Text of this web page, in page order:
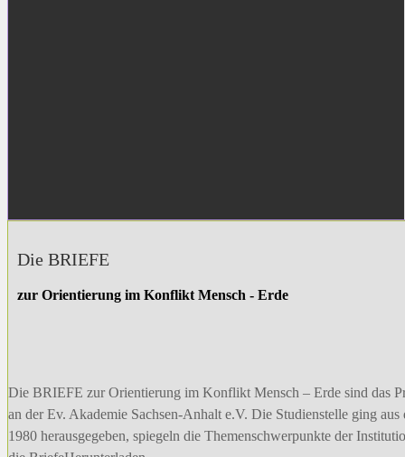
Die BRIEFE
zur Orientierung im Konflikt Mensch - Erde
Die BRIEFE zur Orientierung im Konflikt Mensch – Erde sind das
an der Ev. Akademie Sachsen-Anhalt e.V. Die Studienstelle ging
1980 herausgegeben, spiegeln die Themenschwer­punkte der